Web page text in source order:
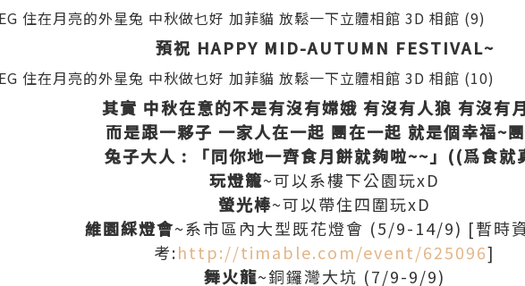
預祝 HAPPY MID-AUTUMN FESTIVAL~
其實 中秋在意的不是有沒有嫦娥 有沒有人狼 有沒有
而是跟一夥子 一家人在一起 團在一起 就是個幸福~
兔子大人 : 「同你地一齊食月餅就夠啦~~」((爲食就
玩燈籠~可以系樓下公園玩xD
螢光棒~可以帶住四圍玩xD
維園綵燈會~系市區內大型既花燈會 (5/9-14/9) [暫時
考:http://timable.com/event/625096]
舞火龍~銅鑼灣大坑 (7/9-9/9)